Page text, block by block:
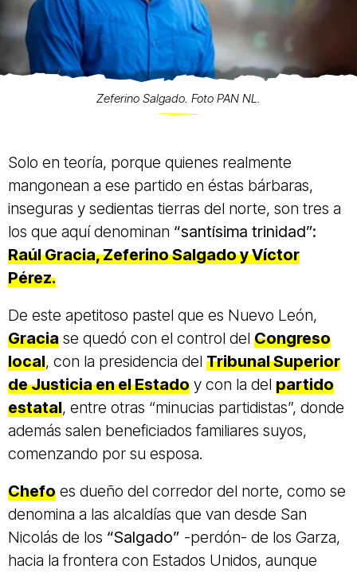
Zeferino Salgado. Foto PAN NL.
Solo en teoría, porque quienes realmente
mangonean a ese partido en éstas bárbaras,
inseguras y sedientas tierras del norte, son tres a
los que aquí denominan “santísima trinidad”:
Raúl Gracia, Zeferino Salgado y Víctor
Pérez.
De este apetitoso pastel que es Nuevo León,
Gracia se quedó con el control del Congreso
local, con la presidencia del Tribunal Superior
de Justicia en el Estado y con la del partido
estatal, entre otras “minucias partidistas”, donde
además salen beneficiados familiares suyos,
comenzando por su esposa.
Chefo es dueño del corredor del norte, como se
denomina a las alcaldías que van desde San
Nicolás de los “Salgado” -perdón- de los Garza,
hacia la frontera con Estados Unidos, aunque